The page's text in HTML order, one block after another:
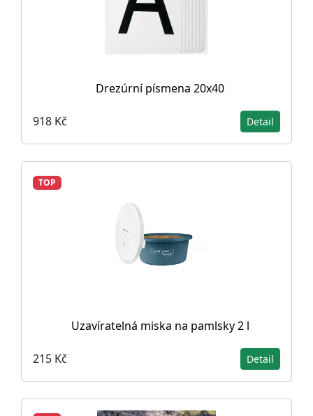
Drezúrní písmena 20x40
918 Kč Detail
TOP
Uzavíratelná miska na pamlsky 2 l
215 Kč Detail